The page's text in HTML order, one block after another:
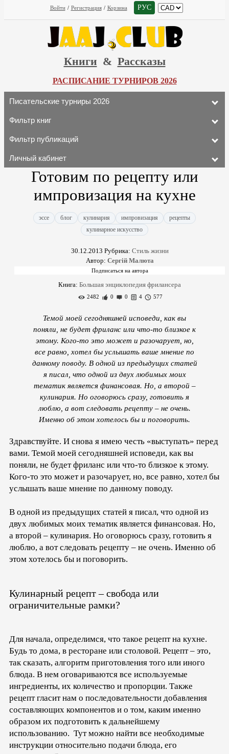
Войти / Регистрация / Корзина РУС
Книги & Рассказы
РАСПИСАНИЕ ТУРНИРОВ 2026
Писательские турниры 2026
Фильтр книг
Фильтр публикаций
Личный кабинет
Готовим по рецепту или
импровизация на кухне
эссе блог кулинария импровизация
рецепты
кулинарное искусство
30.12.2013 Рубрика: Стиль жизни
Автор: Сергій Малюта
Книга: Большая энциклопедия фрилансера
2482 0 0 4 577
Темой моей сегодняшней исповеди, как вы
поняли, не будет фриланс или что-то близкое к
этому. Кого-то это может и разочарует, но,
все равно, хотел бы услышать ваше мнение по
данному поводу. В одной из предыдущих статей
я писал, что одной из двух любимых моих
тематик является финансовая. Но, а второй –
кулинария. Но оговорюсь сразу, готовить я
люблю, а вот следовать рецепту – не очень.
Именно об этом хотелось бы и поговорить.
Здравствуйте. И снова я имею честь «выступать» перед
вами. Темой моей сегодняшней исповеди, как вы
поняли, не будет фриланс или что-то близкое к этому.
Кого-то это может и разочарует, но, все равно, хотел бы
услышать ваше мнение по данному поводу.
В одной из предыдущих статей я писал, что одной из
двух любимых моих тематик является финансовая. Но,
а второй – кулинария. Но оговорюсь сразу, готовить я
люблю, а вот следовать рецепту – не очень. Именно об
этом хотелось бы и поговорить.
Кулинарный рецепт – свобода или
ограничительные рамки?
Для начала, определимся, что такое рецепт на кухне.
Будь то дома, в ресторане или столовой. Рецепт – это,
так сказать, алгоритм приготовления того или иного
блюда. В нем оговариваются все используемые
ингредиенты, их количество и пропорции. Также
рецепт гласит нам о последовательности добавления
составляющих компонентов и о том, каким именно
образом их подготовить к дальнейшему
использованию. Тут можно найти все необходимые
инструкции относительно подачи блюда, его